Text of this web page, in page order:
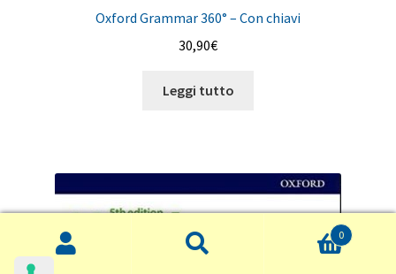
Oxford Grammar 360° – Con chiavi
30,90€
Leggi tutto
Cerca:
Cerca
0